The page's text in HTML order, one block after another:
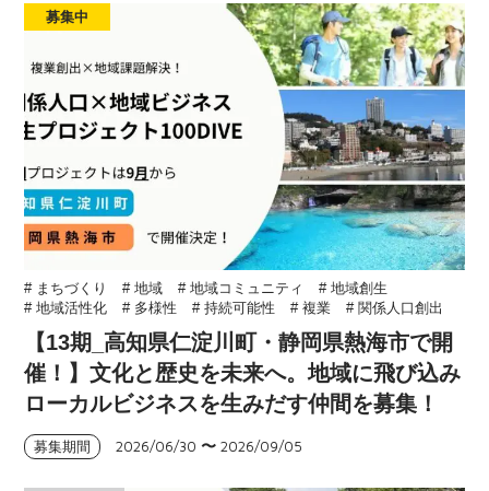
募集中
# まちづくり # 地域 # 地域コミュニティ
# 地域創生
# 地域活性化
# 多様性 # 持続可能性 # 複業 # 関係人口創出
【13期_高知県仁淀川町・静岡県熱海市で開
催！】文化と歴史を未来へ。地域に飛び込み
ローカルビジネスを生みだす仲間を募集！
募集期間 2026/06/30 〜2026/09/05